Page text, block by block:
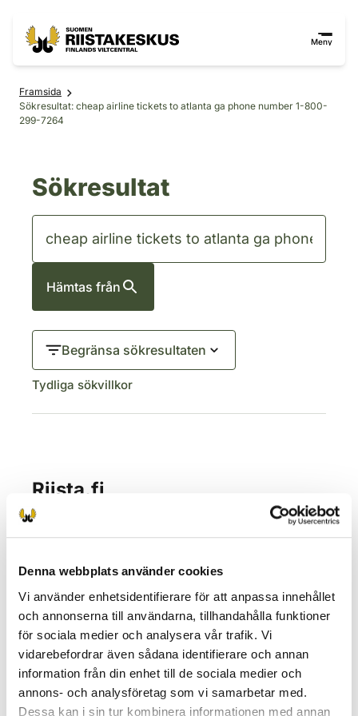
Denna webbplats använder cookies
Vi använder enhetsidentifierare för att anpassa innehållet
och annonserna till användarna, tillhandahålla funktioner
för sociala medier och analysera vår trafik. Vi
vidarebefordrar även sådana identifierare och annan
information från din enhet till de sociala medier och
annons- och analysföretag som vi samarbetar med.
Dessa kan i sin tur kombinera informationen med annan
Meny
Framsida
Sökresultat: cheap airline tickets to atlanta ga phone number 1-800-
299-7264
Sökresultat
Hämtas från
Begränsa sökresultaten
Tydliga sökvillkor